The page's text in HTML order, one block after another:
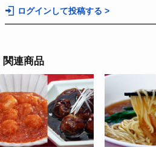
ログインして投稿する >
関連商品